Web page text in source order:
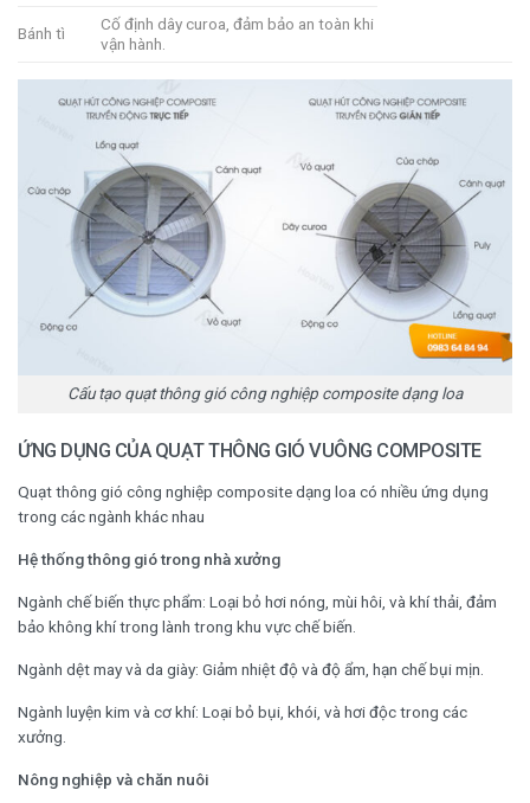
Bánh tì
Cố định dây curoa, đảm bảo an toàn khi
vận hành.
Cấu tạo quạt thông gió công nghiệp composite dạng loa
ỨNG DỤNG CỦA QUẠT THÔNG GIÓ VUÔNG COMPOSITE
Quạt thông gió công nghiệp composite dạng loa có nhiều ứng dụng
trong các ngành khác nhau
Hệ thống thông gió trong nhà xưởng
Ngành chế biến thực phẩm: Loại bỏ hơi nóng, mùi hôi, và khí thải, đảm
bảo không khí trong lành trong khu vực chế biến.
Ngành dệt may và da giày: Giảm nhiệt độ và độ ẩm, hạn chế bụi mịn.
Ngành luyện kim và cơ khí: Loại bỏ bụi, khói, và hơi độc trong các
xưởng.
Nông nghiệp và chăn nuôi